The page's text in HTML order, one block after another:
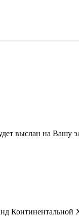
выслан на Вашу
Континентальной